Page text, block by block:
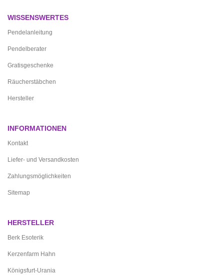
WISSENSWERTES
Pendelanleitung
Pendelberater
Gratisgeschenke
Räucherstäbchen
Hersteller
INFORMATIONEN
Kontakt
Liefer- und Versandkosten
Zahlungsmöglichkeiten
Sitemap
HERSTELLER
Berk Esoterik
Kerzenfarm Hahn
Königsfurt-Urania